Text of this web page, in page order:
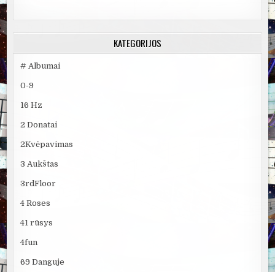
KATEGORIJOS
# Albumai
0-9
16 Hz
2 Donatai
2Kvėpavimas
3 Aukštas
3rdFloor
4 Roses
41 rūsys
4fun
69 Danguje